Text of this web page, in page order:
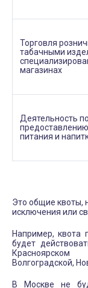
Торговля
табачными
магазинах
Деятельность по
питания и
Это общие квоты,
исключения или
Например,
будет
Волгоградской,
В Москве не